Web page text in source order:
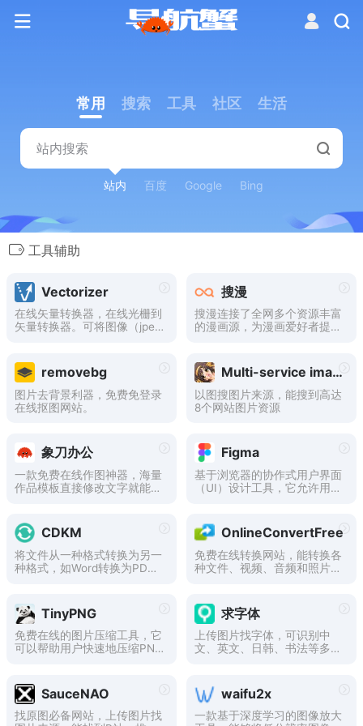
常用 搜索 工具 社区 生活
站内 百度 Google Bing
工具辅助
Vectorizer
在线矢量转换器，在线光栅到
矢量转换器。可将图像（jpe
s、dxf）。
搜漫
搜漫连接了全网多个资源丰富
的漫画源，为漫画爱好者提供
漫画的极致体验
removebg
图片去背景利器，免费免登录
在线抠图网站。
Multi-service image search
以图搜图片来源，能搜到高达
8个网站图片资源
象刀办公
一款免费在线作图神器，海量
作品模板直接修改文字就能出
图、广告设计、平面设计、海
报设计等高质量作品，用象刀
办公做设计不求人操作简单易
上手。
Figma
基于浏览器的协作式用户界面
（UI）设计工具，它允许用户
用。还支持跨平台使用，包括
Windows、macOS、Linux和
Chrome OS等主流操作系统
以及移动设备上的iOS和Andr
CDKM
将文件从一种格式转换为另一
种格式，如Word转换为PD
G、SVG转换为PNG、MOV转
换为MP4、MP4转换为MP
3、M4A转换为MP3。
OnlineConvertFree
免费在线转换网站，能转换各
种文件、视频、音频和照片
TinyPNG
免费在线的图片压缩工具，它
可以帮助用户快速地压缩PNG
度，同时还能保持高质量的图
片分辨率。用户只需要将需要
压缩的图片上传至TinyPNG的
求字体
上传图片找字体，可识别中
文、英文、日韩、书法等多种
SauceNAO
找原图必备网站，上传图片找
waifu2x
一款基于深度学习的图像放大